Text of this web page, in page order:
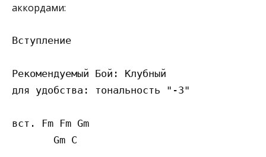
аккордами:
Вступление
Рекомендуемый Бой: Клубный
для удобства: тональность "-3"
вст. Fm Fm Gm
       Gm C